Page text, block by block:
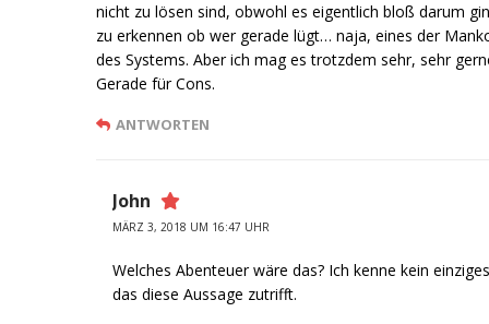
nicht zu lösen sind, obwohl es eigentlich bloß darum
zu erkennen ob wer gerade lügt… naja, eines der
des Systems. Aber ich mag es trotzdem sehr, sehr
Gerade für Cons.
ANTWORTEN
John
MÄRZ 3, 2018 UM 16:47 UHR
Welches Abenteuer wäre das? Ich kenne kein
das diese Aussage zutrifft.